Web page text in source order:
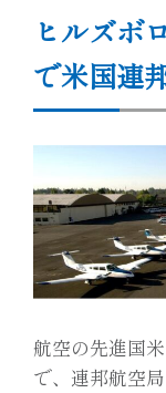
ヒルズボ
で米国連
航空の先進国
で、連邦航空